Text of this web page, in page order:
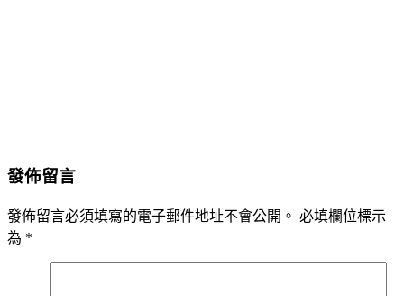
發佈留言
發佈留言必須填寫的電子郵件地址不會公開。 必填欄位標示
為 *